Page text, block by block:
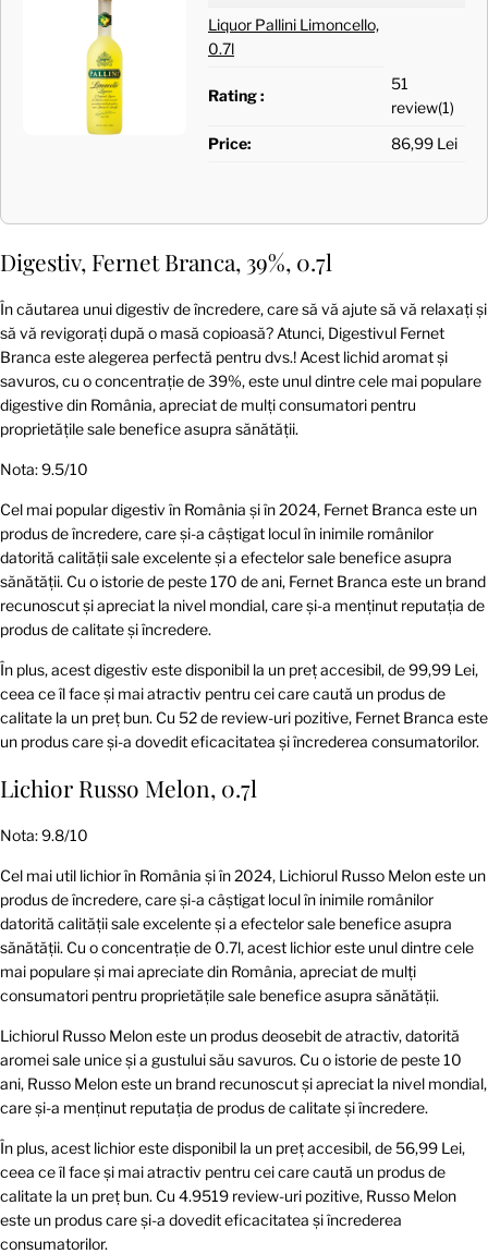
Liquor Pallini Limoncello,
0.7l
Rating :
51
review(1)
Price:
86,99 Lei
Digestiv, Fernet Branca, 39%, 0.7l
În căutarea unui digestiv de încredere, care să vă ajute să vă relaxați și
să vă revigorați după o masă copioasă? Atunci, Digestivul Fernet
Branca este alegerea perfectă pentru dvs.! Acest lichid aromat și
savuros, cu o concentrație de 39%, este unul dintre cele mai populare
digestive din România, apreciat de mulți consumatori pentru
proprietățile sale benefice asupra sănătății.
Nota: 9.5/10
Cel mai popular digestiv în România și în 2024, Fernet Branca este un
produs de încredere, care și-a câștigat locul în inimile românilor
datorită calității sale excelente și a efectelor sale benefice asupra
sănătății. Cu o istorie de peste 170 de ani, Fernet Branca este un brand
recunoscut și apreciat la nivel mondial, care și-a menținut reputația de
produs de calitate și încredere.
În plus, acest digestiv este disponibil la un preț accesibil, de 99,99 Lei,
ceea ce îl face și mai atractiv pentru cei care caută un produs de
calitate la un preț bun. Cu 52 de review-uri pozitive, Fernet Branca este
un produs care și-a dovedit eficacitatea și încrederea consumatorilor.
Lichior Russo Melon, 0.7l
Nota: 9.8/10
Cel mai util lichior în România și în 2024, Lichiorul Russo Melon este un
produs de încredere, care și-a câștigat locul în inimile românilor
datorită calității sale excelente și a efectelor sale benefice asupra
sănătății. Cu o concentrație de 0.7l, acest lichior este unul dintre cele
mai populare și mai apreciate din România, apreciat de mulți
consumatori pentru proprietățile sale benefice asupra sănătății.
Lichiorul Russo Melon este un produs deosebit de atractiv, datorită
aromei sale unice și a gustului său savuros. Cu o istorie de peste 10
ani, Russo Melon este un brand recunoscut și apreciat la nivel mondial,
care și-a menținut reputația de produs de calitate și încredere.
În plus, acest lichior este disponibil la un preț accesibil, de 56,99 Lei,
ceea ce îl face și mai atractiv pentru cei care caută un produs de
calitate la un preț bun. Cu 4.9519 review-uri pozitive, Russo Melon
este un produs care și-a dovedit eficacitatea și încrederea
consumatorilor.